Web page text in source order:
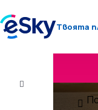
Твоята
Полет+Хотел